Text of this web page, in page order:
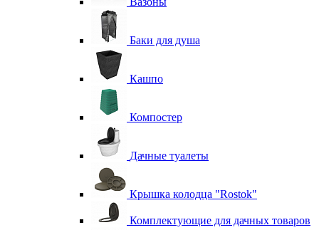
Баки для душа
Кашпо
Компостер
Дачные туалеты
Крышка колодца "Rostok"
Комплектующие для дачных товаров